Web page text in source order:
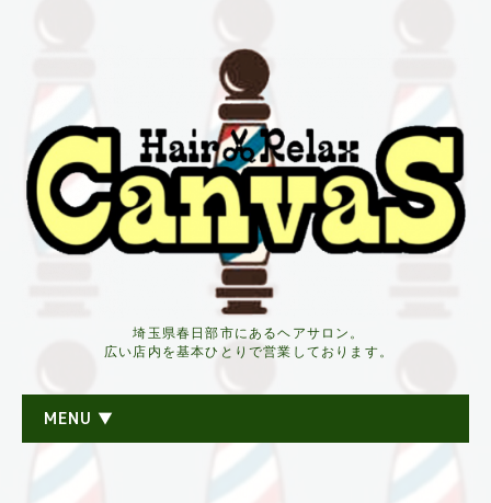
埼玉県春日部市にあるヘアサロン。
広い店内を基本ひとりで営業しております。
MENU ▼